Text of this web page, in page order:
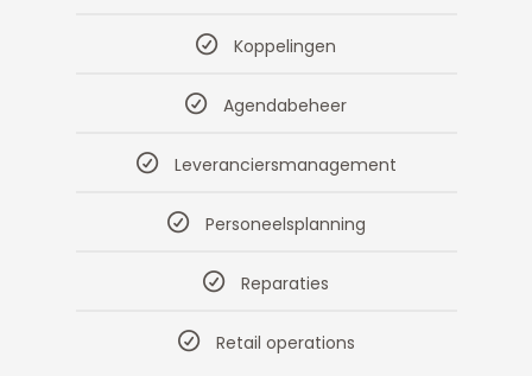
Koppelingen
Agendabeheer
Leveranciersmanagement
Personeelsplanning
Reparaties
Retail operations